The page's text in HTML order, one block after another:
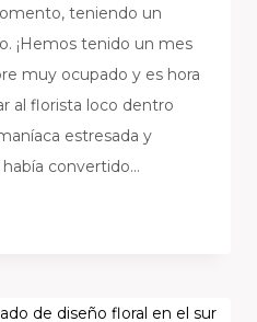
teniendo un
¡Hemos tenido un mes
muy ocupado y es hora
al florista loco dentro
estresada y
convertido…